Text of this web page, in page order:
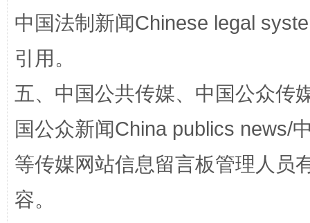
中国法制新闻Chinese legal
引用。
五、中国公共传媒、中国公众传
国公众新闻China publics news/
等传媒网站信息留言板管理人员
容。